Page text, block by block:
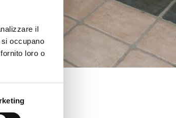
il
occupano
loro o